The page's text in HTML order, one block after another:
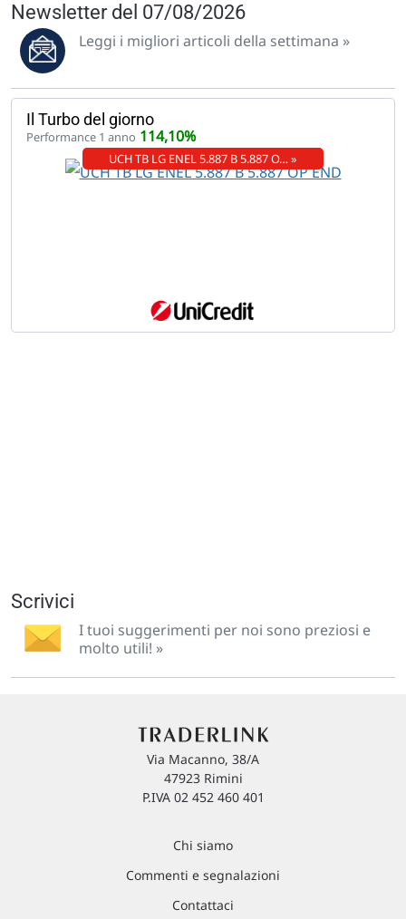
Newsletter del 07/08/2026
Leggi i migliori articoli della settimana »
Il Turbo del giorno
Performance 1 anno 114,10%
UCH TB LG ENEL 5.887 B 5.887 O… »
Scrivici
I tuoi suggerimenti per noi sono preziosi e
molto utili! »
Via Macanno, 38/A
47923 Rimini
P.IVA 02 452 460 401
Chi siamo
Commenti e segnalazioni
Contattaci